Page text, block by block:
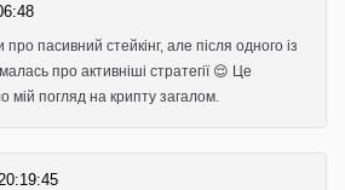
пасивний стейкінг, але після одного із
про активніші стратегії 😌 Це
мій погляд на крипту загалом.